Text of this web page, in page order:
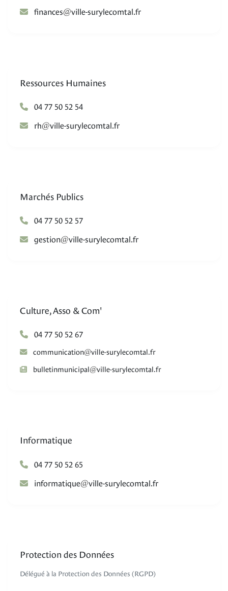
rf.latmocelyrus-elliv
@
secnanif
Ressources Humaines
04 77 50 52 54
rf.latmocelyrus-elliv
@
hr
Marchés Publics
04 77 50 52 57
rf.latmocelyrus-elliv
@
noitseg
Culture, Asso & Com'
04 77 50 52 67
rf.latmocelyrus-elliv
@
noitacinummoc
rf.latmocelyrus-elliv
@
lapicinumnitellub
Informatique
04 77 50 52 65
rf.latmocelyrus-elliv
@
euqitamrofni
Protection des Données
Délégué à la Protection des Données (RGPD)